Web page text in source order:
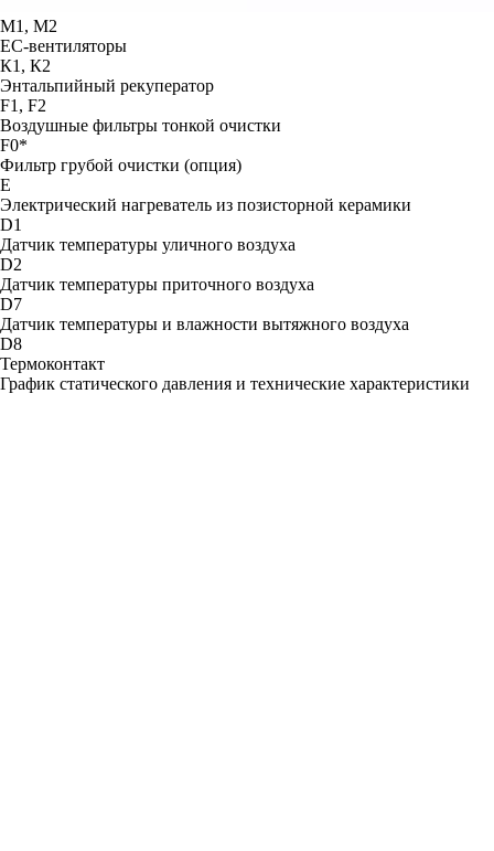
М1, М2
ЕС-вентиляторы
К1, К2
Энтальпийный рекуператор
F1, F2
Воздушные фильтры тонкой очистки
F0*
Фильтр грубой очистки (опция)
E
Электрический нагреватель из позисторной керамики
D1
Датчик температуры уличного воздуха
D2
Датчик температуры приточного воздуха
D7
Датчик температуры и влажности вытяжного воздуха
D8
Термоконтакт
График статического давления и технические характеристики